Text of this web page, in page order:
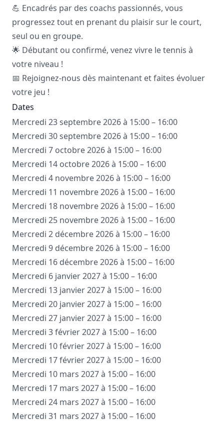
💪 Encadrés par des coachs passionnés, vous
progressez tout en prenant du plaisir sur le court,
seul ou en groupe.
🌟 Débutant ou confirmé, venez vivre le tennis à
votre niveau !
📅 Rejoignez-nous dès maintenant et faites évoluer
votre jeu !
Dates
Mercredi 23 septembre 2026 à 15:00 – 16:00
Mercredi 30 septembre 2026 à 15:00 – 16:00
Mercredi 7 octobre 2026 à 15:00 – 16:00
Mercredi 14 octobre 2026 à 15:00 – 16:00
Mercredi 4 novembre 2026 à 15:00 – 16:00
Mercredi 11 novembre 2026 à 15:00 – 16:00
Mercredi 18 novembre 2026 à 15:00 – 16:00
Mercredi 25 novembre 2026 à 15:00 – 16:00
Mercredi 2 décembre 2026 à 15:00 – 16:00
Mercredi 9 décembre 2026 à 15:00 – 16:00
Mercredi 16 décembre 2026 à 15:00 – 16:00
Mercredi 6 janvier 2027 à 15:00 – 16:00
Mercredi 13 janvier 2027 à 15:00 – 16:00
Mercredi 20 janvier 2027 à 15:00 – 16:00
Mercredi 27 janvier 2027 à 15:00 – 16:00
Mercredi 3 février 2027 à 15:00 – 16:00
Mercredi 10 février 2027 à 15:00 – 16:00
Mercredi 17 février 2027 à 15:00 – 16:00
Mercredi 10 mars 2027 à 15:00 – 16:00
Mercredi 17 mars 2027 à 15:00 – 16:00
Mercredi 24 mars 2027 à 15:00 – 16:00
Mercredi 31 mars 2027 à 15:00 – 16:00